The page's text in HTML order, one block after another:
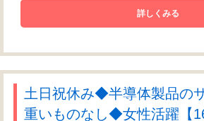
詳しくみる
土日祝休み◆半導体製品の
重いものなし◆女性活躍【